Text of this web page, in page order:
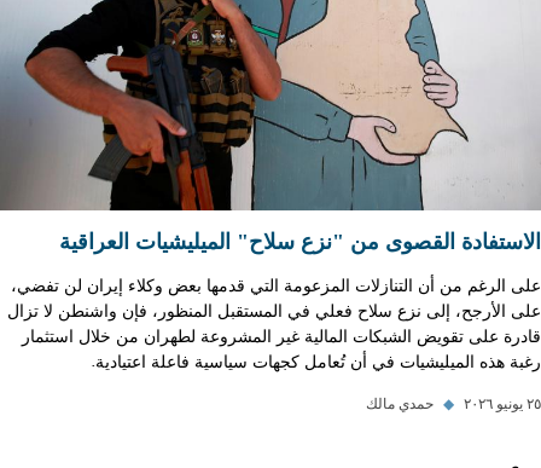
الاستفادة القصوى من "نزع سلاح" الميليشيات العراقية
على الرغم من أن التنازلات المزعومة التي قدمها بعض وكلاء إيران لن تفضي،
على الأرجح، إلى نزع سلاح فعلي في المستقبل المنظور، فإن واشنطن لا تزال
قادرة على تقويض الشبكات المالية غير المشروعة لطهران من خلال استثمار
رغبة هذه الميليشيات في أن تُعامل كجهات سياسية فاعلة اعتيادية.
٢٥ يونيو ٢٠٢٦ ◆ حمدي مالك